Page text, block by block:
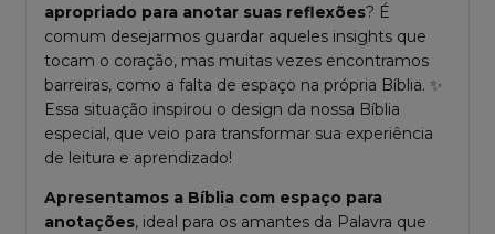
apropriado para anotar suas reflexões? É
comum desejarmos guardar aqueles insights que
tocam o coração, mas muitas vezes encontramos
barreiras, como a falta de espaço na própria Bíblia. ✨
Essa situação inspirou o design da nossa Bíblia
especial, que veio para transformar sua experiência
de leitura e aprendizado!
Apresentamos a Bíblia com espaço para
anotações, ideal para os amantes da Palavra que